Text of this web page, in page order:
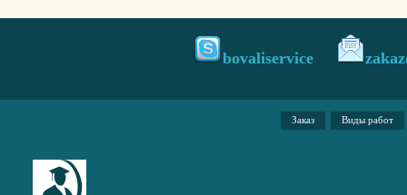
bovaliservice
Заказ Виды работ